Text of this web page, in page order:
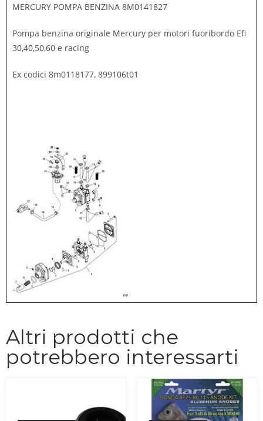
MERCURY POMPA BENZINA 8M0141827
Pompa benzina originale Mercury per motori fuoribordo Efi
30,40,50,60 e racing
Ex codici 8m0118177, 899106t01
Altri prodotti che
potrebbero interessarti